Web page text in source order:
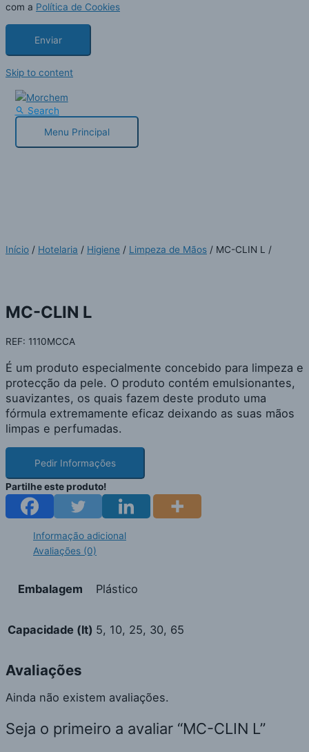
com a Política de Cookies
Skip to content
Search
Menu Principal
Início / Hotelaria / Higiene / Limpeza de Mãos / MC-CLIN L /
MC-CLIN L
REF: 1110MCCA
É um produto especialmente concebido para limpeza e
protecção da pele. O produto contém emulsionantes,
suavizantes, os quais fazem deste produto uma
fórmula extremamente eficaz deixando as suas mãos
limpas e perfumadas.
Pedir Informações
Partilhe este produto!
Informação adicional
Avaliações (0)
Embalagem Plástico
Capacidade (lt) 5, 10, 25, 30, 65
Avaliações
Ainda não existem avaliações.
Seja o primeiro a avaliar “MC-CLIN L”